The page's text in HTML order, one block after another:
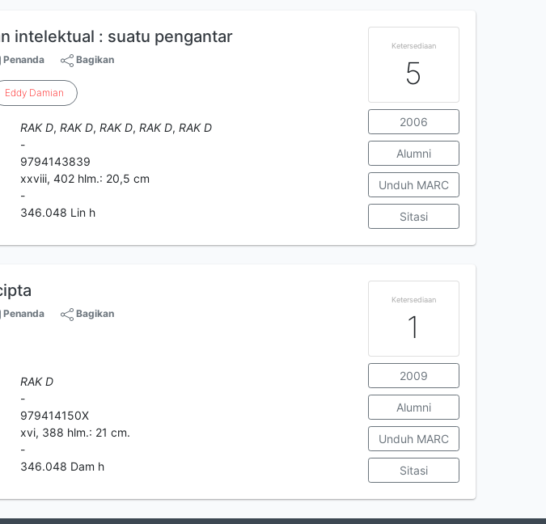
intelektual : suatu pengantar
Penanda Bagikan
Eddy Damian
RAK D, RAK D, RAK D, RAK D, RAK D
-
9794143839
xxviii, 402 hlm.: 20,5 cm
-
346.048 Lin h
Ketersediaan
5
2006
Alumni
Unduh MARC
Sitasi
Penanda Bagikan
RAK D
-
979414150X
xvi, 388 hlm.: 21 cm.
-
346.048 Dam h
Ketersediaan
1
2009
Alumni
Unduh MARC
Sitasi